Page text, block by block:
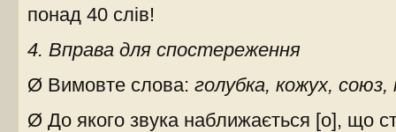
понад 40 слів!
4. Вправа для спостереження
Ø Вимовте слова: голубка, кожух, союз,
Ø До якого звука наближається [о], що